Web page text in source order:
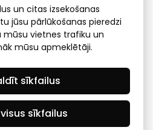
GDPR subjekta piekļuves
asociācija - visas tiesības
un citas izsekošanas
jūsu pārlūkošanas pieredzi
vietnes trafiku un
mūsu apmeklētāji.
sīkfailus
sīkfailus